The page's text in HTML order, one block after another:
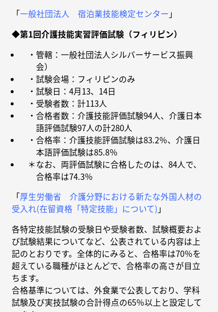
「一般社団法人 宿泊業技能検定センター 」
◆第1回介護技能実習評価試験（フィリピン）
・管轄：一般社団法人シルバーサービス振興
会）
・試験会場：フィリピンのみ
・試験日：4月13、14日
・受験者数：計113人
・合格者数：介護技能評価試験94人、介護日本
語評価試験97人の計280人
・合格率：介護技能評価試験は83.2％、介護日
本語評価試験は85.8％
＊なお、両評価試験に合格したのは、84人で、
合格率は74.3％
「厚生労働省 介護分野における新たな外国人材の
受入れ(在留資格「特定技能」について) 」
各特定技能試験の受験日や受験者数、試験概要およ
び試験結果についてなど、公表されている内容は上
記のとおりです。全体的にみると、合格率は70％を
超えている職種がほとんどで、合格率の高さが目立
ちます。
合格基準については、外食業で公表しており、学科
試験及び実技試験の合計得点の65％以上と設定して